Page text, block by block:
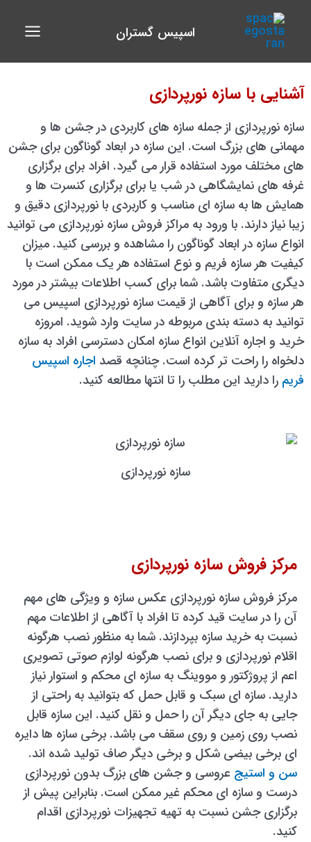
محتوا
اسپیس گستران
آشنایی با سازه نورپردازی
سازه نورپردازی از جمله سازه های کاربردی در جشن ها و
مهمانی های بزرگ است. این سازه در ابعاد گوناگون برای جشن
های مختلف مورد استفاده قرار می گیرد. افراد برای برگزاری
غرفه های نمایشگاهی در شب یا برای برگزاری کنسرت ها و
همایش ها به سازه ای مناسب و کاربردی با نورپردازی دقیق و
زیبا نیاز دارند. با ورود به مراکز فروش سازه نورپردازی می توانید
انواع سازه در ابعاد گوناگون را مشاهده و بررسی کنید. میزان
کیفیت هر سازه فریم و نوع استفاده هر یک ممکن است با
دیگری متفاوت باشد. شما برای کسب اطلاعات بیشتر در مورد
هر سازه و برای آگاهی از قیمت سازه نورپردازی اسپیس می
توانید به دسته بندی مربوطه در سایت وارد شوید. امروزه
خرید و اجاره آنلاین انواع سازه امکان دسترسی افراد به سازه
دلخواه را راحت تر کرده است. چنانچه قصد اجاره اسپیس
فریم را دارید این مطلب را تا انتها مطالعه کنید.
سازه نورپردازی
مرکز فروش سازه نورپردازی
مرکز فروش سازه نورپردازی عکس سازه و ویژگی های مهم
آن را در سایت قید کرده تا افراد با آگاهی از اطلاعات مهم
نسبت به خرید سازه بپردازند. شما به منظور نصب هرگونه
اقلام نورپردازی و برای نصب هرگونه لوازم صوتی تصویری
اعم از پروژکتور و مووینگ به سازه ای محکم و استوار نیاز
دارید. سازه ای سبک و قابل حمل که بتوانید به راحتی از
جایی به جای دیگر آن را حمل و نقل کنید. این سازه قابل
نصب روی زمین و روی سقف می باشد. برخی سازه ها دایره
ای برخی بیضی شکل و برخی دیگر صاف تولید شده اند.
سن و استیج عروسی و جشن های بزرگ بدون نورپردازی
درست و سازه ای محکم غیر ممکن است. بنابراین پیش از
برگزاری جشن نسبت به تهیه تجهیزات نورپردازی اقدام
کنید.